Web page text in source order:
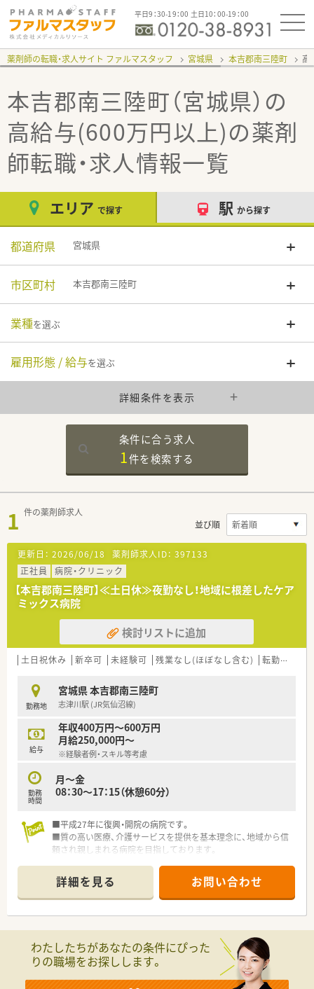
平日9：30-19：00 土日10：00-19：00
薬剤師の転職・求人サイト ファルマスタッフ 宮城県 本吉郡南三陸町 高
本吉郡南三陸町（宮城県）の
高給与(600万円以上)の薬剤
師転職・求人情報一覧
エリア で探す 駅 から探す
都道府県 宮城県
市区町村 本吉郡南三陸町
業種を選ぶ
雇用形態 / 給与を選ぶ
詳細条件を表示
条件に合う求人
1件を検索する
1 件の薬剤師求人
並び順
更新日： 2026/06/18 薬剤師求人ID： 397133
正社員
病院・クリニック
【本吉郡南三陸町】≪土日休≫夜勤なし！地域に根差したケア
ミックス病院
検討リストに追加
土日祝休み 新卒可 未経験可 残業なし(ほぼなし含む) 転勤なし
勤務地
宮城県 本吉郡南三陸町
志津川駅 (JR気仙沼線)
給与
年収400万円～600万円
月給250,000円～
※経験者例・スキル等考慮
勤務
時間
月～金
08：30～17：15（休憩60分）
■平成27年に復興・開院の病院です。
■質の高い医療、介護サービスを提供を基本理念に、地域から信
頼され親しまれる病院を目指しております。
切にできます。
■一般・療養あわせ90床。様々な科目に触れることもでき、病院
薬剤師としてのスキルを磨くことができます。
詳細を見る お問い合わせ
わたしたちがあなたの条件にぴった
りの職場をお探しします。